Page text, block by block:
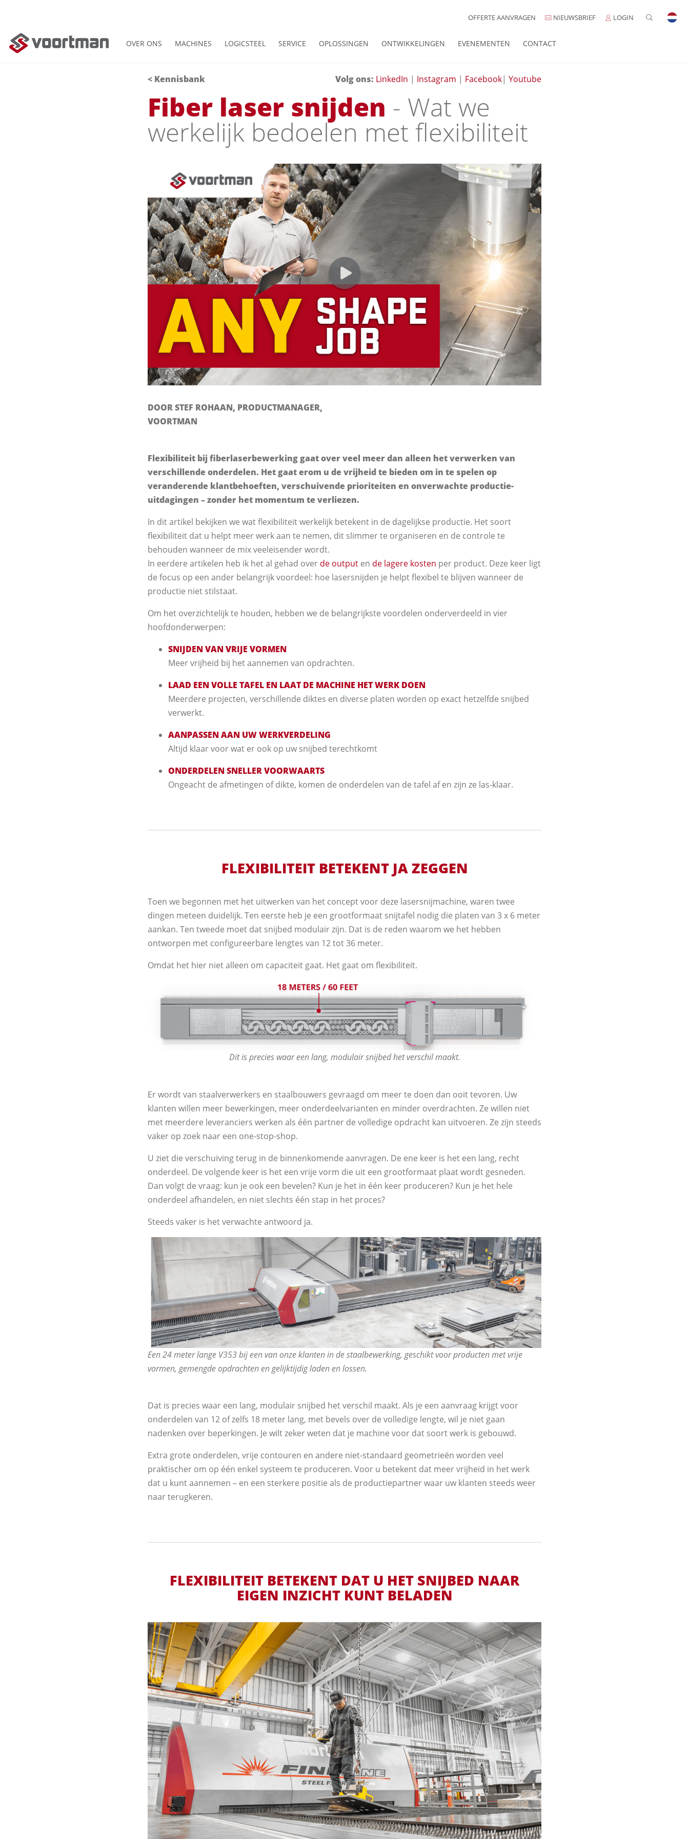
OFFERTE AANVRAGEN NIEUWSBRIEF LOGIN
OVER ONS MACHINES LOGICSTEEL SERVICE OPLOSSINGEN ONTWIKKELINGEN EVENEMENTEN CONTACT
< Kennisbank Volg ons: LinkedIn | Instagram | Facebook| Youtube
Fiber laser snijden - Wat we
werkelijk bedoelen met flexibiliteit
DOOR STEF ROHAAN, PRODUCTMANAGER,
VOORTMAN
Flexibiliteit bij fiberlaserbewerking gaat over veel meer dan alleen het verwerken van
verschillende onderdelen. Het gaat erom u de vrijheid te bieden om in te spelen op
veranderende klantbehoeften, verschuivende prioriteiten en onverwachte productie-
uitdagingen – zonder het momentum te verliezen.
In dit artikel bekijken we wat flexibiliteit werkelijk betekent in de dagelijkse productie. Het soort
flexibiliteit dat u helpt meer werk aan te nemen, dit slimmer te organiseren en de controle te
behouden wanneer de mix veeleisender wordt.
In eerdere artikelen heb ik het al gehad over de output en de lagere kosten per product. Deze keer ligt
de focus op een ander belangrijk voordeel: hoe lasersnijden je helpt flexibel te blijven wanneer de
productie niet stilstaat.
Om het overzichtelijk te houden, hebben we de belangrijkste voordelen onderverdeeld in vier
hoofdonderwerpen:
SNIJDEN VAN VRIJE VORMEN
Meer vrijheid bij het aannemen van opdrachten.
LAAD EEN VOLLE TAFEL EN LAAT DE MACHINE HET WERK DOEN
Meerdere projecten, verschillende diktes en diverse platen worden op exact hetzelfde snijbed
verwerkt.
AANPASSEN AAN UW WERKVERDELING
Altijd klaar voor wat er ook op uw snijbed terechtkomt
ONDERDELEN SNELLER VOORWAARTS
Ongeacht de afmetingen of dikte, komen de onderdelen van de tafel af en zijn ze las-klaar.
FLEXIBILITEIT BETEKENT JA ZEGGEN
Toen we begonnen met het uitwerken van het concept voor deze lasersnijmachine, waren twee
dingen meteen duidelijk. Ten eerste heb je een grootformaat snijtafel nodig die platen van 3 x 6 meter
aankan. Ten tweede moet dat snijbed modulair zijn. Dat is de reden waarom we het hebben
ontworpen met configureerbare lengtes van 12 tot 36 meter.
Omdat het hier niet alleen om capaciteit gaat. Het gaat om flexibiliteit.
Dit is precies waar een lang, modulair snijbed het verschil maakt.
Er wordt van staalverwerkers en staalbouwers gevraagd om meer te doen dan ooit tevoren. Uw
klanten willen meer bewerkingen, meer onderdeelvarianten en minder overdrachten. Ze willen niet
met meerdere leveranciers werken als één partner de volledige opdracht kan uitvoeren. Ze zijn steeds
vaker op zoek naar een one-stop-shop.
U ziet die verschuiving terug in de binnenkomende aanvragen. De ene keer is het een lang, recht
onderdeel. De volgende keer is het een vrije vorm die uit een grootformaat plaat wordt gesneden.
Dan volgt de vraag: kun je ook een bevelen? Kun je het in één keer produceren? Kun je het hele
onderdeel afhandelen, en niet slechts één stap in het proces?
Steeds vaker is het verwachte antwoord ja.
Een 24 meter lange V353 bij een van onze klanten in de staalbewerking, geschikt voor producten met vrije
vormen, gemengde opdrachten en gelijktijdig laden en lossen.
Dat is precies waar een lang, modulair snijbed het verschil maakt. Als je een aanvraag krijgt voor
onderdelen van 12 of zelfs 18 meter lang, met bevels over de volledige lengte, wil je niet gaan
nadenken over beperkingen. Je wilt zeker weten dat je machine voor dat soort werk is gebouwd.
Extra grote onderdelen, vrije contouren en andere niet-standaard geometrieën worden veel
praktischer om op één enkel systeem te produceren. Voor u betekent dat meer vrijheid in het werk
dat u kunt aannemen – en een sterkere positie als de productiepartner waar uw klanten steeds weer
naar terugkeren.
FLEXIBILITEIT BETEKENT DAT U HET SNIJBED NAAR
EIGEN INZICHT KUNT BELADEN